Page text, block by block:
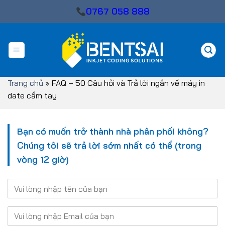
0767 058 888
Trang chủ » FAQ – 50 Câu hỏi và Trả lời ngắn về máy in
date cầm tay
Bạn có muốn trở thành nhà phân phối không?
Chúng tôi sẽ trả lời sớm nhất có thể (trong
vòng 12 giờ)